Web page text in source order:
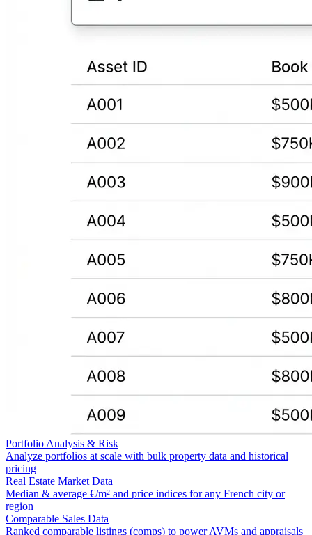
Portfolio Analysis & Risk
Analyze portfolios at scale with bulk property data and historical
pricing
Real Estate Market Data
Median & average €/m² and price indices for any French city or
region
Comparable Sales Data
Ranked comparable listings (comps) to power AVMs and appraisals